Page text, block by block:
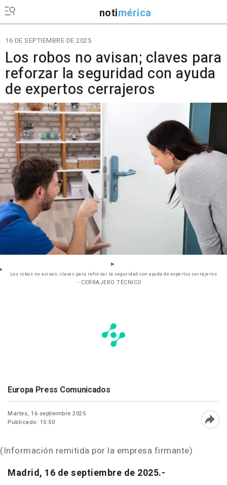
notimérica
16 DE SEPTIEMBRE DE 2025
Los robos no avisan; claves para
reforzar la seguridad con ayuda
de expertos cerrajeros
Los robos no avisan; claves para reforzar la seguridad con ayuda de expertos cerrajeros
- CERRAJERO TÉCNICO
Europa Press Comunicados
Martes, 16 septiembre 2025
Publicado: 15:50
(Información remitida por la empresa firmante)
Madrid, 16 de septiembre de 2025.-